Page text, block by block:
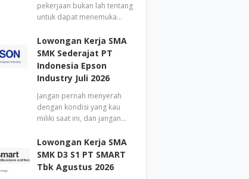
pekerjaan bukan lah tentang
untuk dapat menemuka…
Lowongan Kerja SMA
SMK Sederajat PT
Indonesia Epson
Industry Juli 2026
Jangan pernah menyerah
dengan kondisi yang kau
miliki saat ini, dan jangan…
Lowongan Kerja SMA
SMK D3 S1 PT SMART
Tbk Agustus 2026